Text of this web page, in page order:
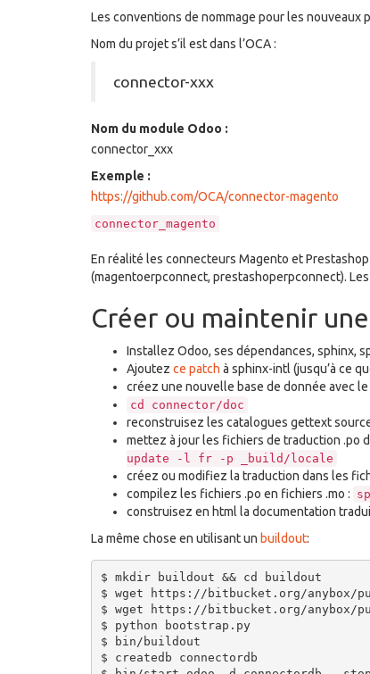
Les conventions de nommage pour les nouveaux
Nom du projet s’il est dans l’OCA :
connector-xxx
Nom du module Odoo :
connector_xxx
Exemple :
https://github.com/OCA/connector-magento
connector_magento
En réalité les connecteurs Magento et
(magentoerpconnect, prestashoperpconnect).
Créer ou maintenir
Installez Odoo, ses dépendances, sphinx,
Ajoutez ce patch à sphinx-intl (jusqu’à ce
créez une nouvelle base de donnée avec
cd connector/doc
reconstruisez les catalogues gettext
mettez à jour les fichiers de traduction .po
update
-l fr -p _build/locale
créez ou modifiez la traduction dans les
compilez les fichiers .po en fichiers .mo :
construisez en html la documentation
La même chose en utilisant un buildout:
$ mkdir buildout && cd buildout
$ wget https://bitbucket.org/anybox/
$ wget https://bitbucket.org/anybox/
$ python bootstrap.py
$ bin/buildout
$ createdb connectordb